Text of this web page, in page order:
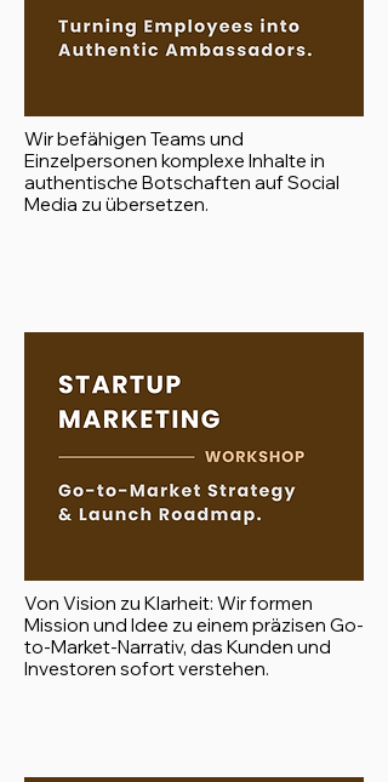
Wir befähigen Teams und
Einzelpersonen komplexe Inhalte in
authentische Botschaften auf Social
Media zu übersetzen.
Von Vision zu Klarheit: Wir formen
Mission und Idee zu einem präzisen Go-
to-Market-Narrativ, das Kunden und
Investoren sofort verstehen.